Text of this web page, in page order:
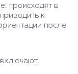
происходят в
к
после